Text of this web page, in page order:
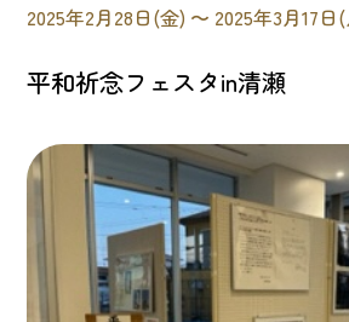
2025年2月28日(金) 〜 2025年3月17日
平和祈念フェスタin清瀬